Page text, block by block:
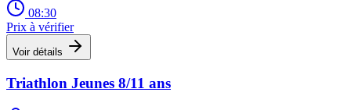
08:30
Prix à vérifier
Voir détails
Triathlon Jeunes 8/11 ans